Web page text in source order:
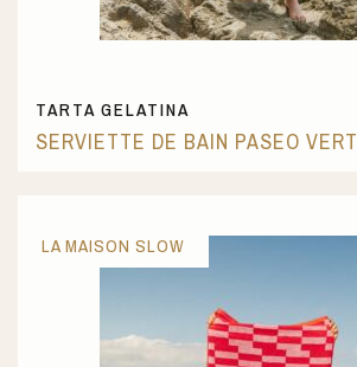
TARTA GELATINA
SERVIETTE DE BAIN PASEO VERT
LA MAISON SLOW